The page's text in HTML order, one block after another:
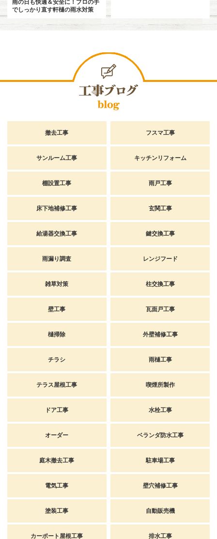
雨の日も快適＆安全に！プロの手
でしっかり直す軒樋の雨水対策
撤去工事 フスマ工事
サンルーム工事 キッチンリフォーム
棚設置工事 雨戸工事
床下地補修工事 玄関工事
給湯器交換工事 鍵交換工事
雨漏り調査 レンジフード
雑草対策 柱交換工事
壁工事 瓦面戸工事
樋掃除 外壁補修工事
チラシ 雨樋工事
テラス屋根工事 喫煙所製作
ドア工事 水栓工事
オーダー ベランダ防水工事
庭木撤去工事 駐車場工事
電気工事 壁穴補修工事
塗装工事 自動販売機
カーポート屋根工事 排水工事